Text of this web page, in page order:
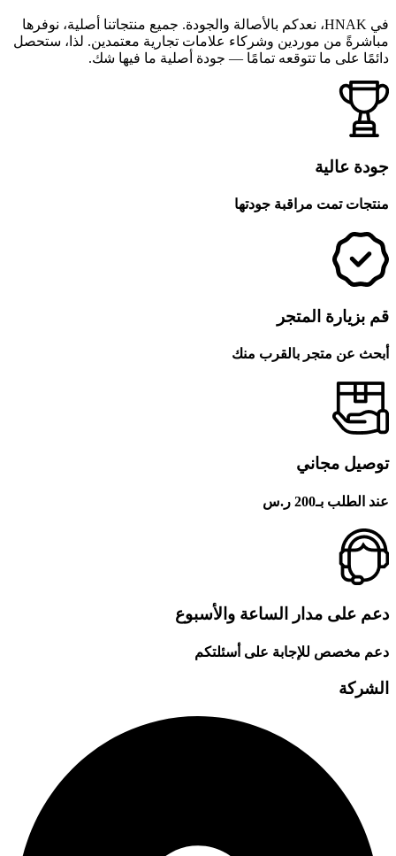
في HNAK، نعدكم بالأصالة والجودة. جميع منتجاتنا أصلية، نوفرها
مباشرةً من موردين وشركاء علامات تجارية معتمدين. لذا، ستحصل
دائمًا على ما تتوقعه تمامًا — جودة أصلية ما فيها شك.
جودة عالية
منتجات تمت مراقبة جودتها
قم بزيارة المتجر
أبحث عن متجر بالقرب منك
توصيل مجاني
عند الطلب بـ200 ر.س
دعم على مدار الساعة والأسبوع
دعم مخصص للإجابة على أسئلتكم
الشركة